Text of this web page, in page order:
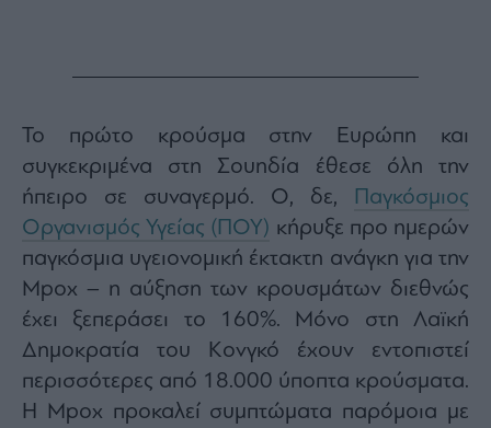
Mononews100
Εγγραφείτε
στο
Newsletter
του
mononews.gr
Το πρώτο κρούσμα στην Ευρώπη και
συγκεκριμένα στη Σουηδία έθεσε όλη την
ήπειρο σε συναγερμό. Ο, δε,
Παγκόσμιος
Οργανισμός Υγείας (ΠΟΥ) κήρυξε προ ημερών
παγκόσμια υγειονομική έκτακτη ανάγκη για την
Mpox – η αύξηση των κρουσμάτων διεθνώς
έχει ξεπεράσει το 160%. Μόνο στη Λαϊκή
Δημοκρατία του Κονγκό έχουν εντοπιστεί
περισσότερες από 18.000 ύποπτα κρούσματα.
Η Mpox προκαλεί συμπτώματα παρόμοια με